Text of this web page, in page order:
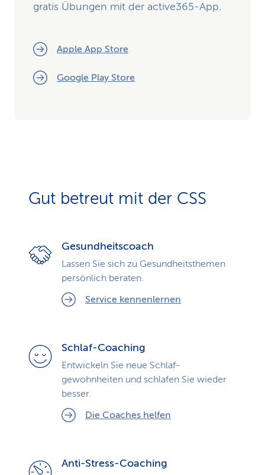
gratis Übungen mit der active365-App.
Apple App Store
Google Play Store
Gut betreut mit der CSS
Gesundheitscoach
Lassen Sie sich zu Gesundheits­themen
persönlich beraten.
Service kennenlernen
Schlaf-Coaching
Entwickeln Sie neue Schlaf­
gewohnheiten und schlafen Sie wieder
besser.
Die Coaches helfen
Anti-Stress-Coaching